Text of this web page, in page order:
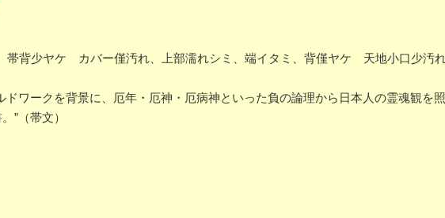
少ヤケ カバー僅汚れ、上部濡れシミ、端イタミ、背僅ヤケ 天地小口少汚
ドワークを背景に、厄年・厄神・厄病神といった負の論理から日本人の霊魂観を
”（帯文）